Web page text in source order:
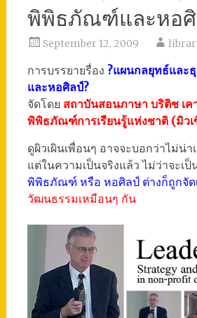
พิพิธภัณฑ์และหอ
September 12, 2009
การบรรยายรื่อง ?แผนกลยุทธ์แล
และหอศิลป์?
จัดโดย สถาบันสอนภาษา บริติช เค
พิพิธภัณฑ์การเรียนรู้แห่งชาติ (มิว
ดูผิวเผินเพื่อนๆ อาจจะบอกว่าไม่น่
แต่ในความเป็นจริงแล้ว ไม่ว่าจะเป็
พิพิธภัณฑ์ หรือ หอศิลป์ ต่างก็ถูกจัด
วัฒนธรรมเหมือนๆ กัน